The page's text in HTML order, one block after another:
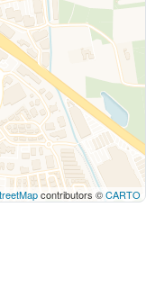
contributors ©CARTO